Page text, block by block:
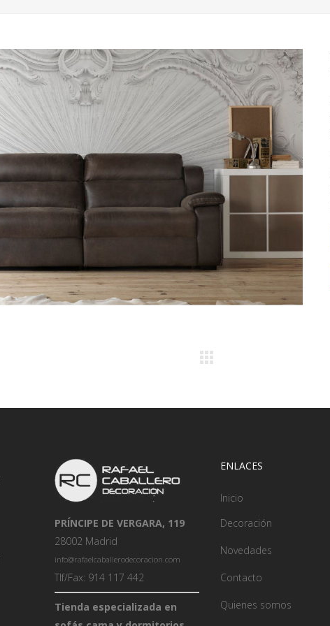
PRÍNCIPE DE VERGARA, 119
28002 Madrid
info@rafaelcaballerodecoracion.com
Tlf/Fax: 914 117 442
Tienda especializada en
ENLACES
Inicio
Decoración
Novedades
Contacto
Quienes somos